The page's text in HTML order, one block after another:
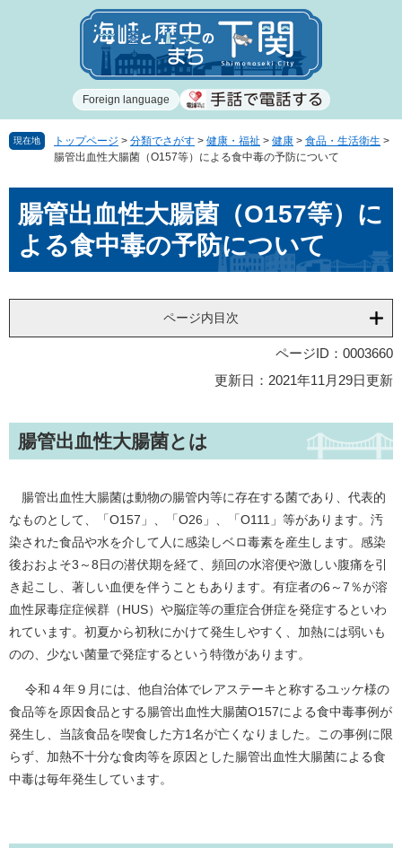
で
ば
Foreign language
現在地 トップページ > 分類でさがす > 健康・福祉 > 健康 > 食品・生活衛生 >
腸管出血性大腸菌（O157等）による食中毒の予防について
腸管出血性大腸菌（O157等）に
よる食中毒の予防について
ページ内目次
ページID：0003660
更新日：2021年11月29日更新
腸管出血性大腸菌とは
腸管出血性大腸菌は動物の腸管内等に存在する菌であり、代表的
なものとして、「O157」、「O26」、「O111」等があります。汚
染された食品や水を介して人に感染しベロ毒素を産生します。感染
後おおよそ3～8日の潜伏期を経て、頻回の水溶便や激しい腹痛を引
き起こし、著しい血便を伴うこともあります。有症者の6～7％が溶
血性尿毒症症候群（HUS）や脳症等の重症合併症を発症するといわ
れています。初夏から初秋にかけて発生しやすく、加熱には弱いも
のの、少ない菌量で発症するという特徴があります。
令和４年９月には、他自治体でレアステーキと称するユッケ様の
食品等を原因食品とする腸管出血性大腸菌O157による食中毒事例が
発生し、当該食品を喫食した方1名が亡くなりました。この事例に限
らず、加熱不十分な食肉等を原因とした腸管出血性大腸菌による食
中毒は毎年発生しています。